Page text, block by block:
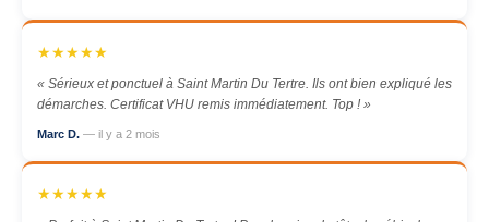
★★★★★
« Sérieux et ponctuel à Saint Martin Du Tertre. Ils ont bien expliqué les
démarches. Certificat VHU remis immédiatement. Top ! »
Marc D. — il y a 2 mois
★★★★★